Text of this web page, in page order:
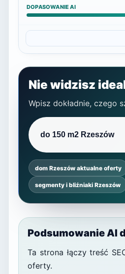
DOPASOWANIE AI
Nie widzisz
Wpisz dokładnie, czego
dom Rzeszów aktualne oferty
segmenty i bliźniaki Rzeszów
Podsumowanie AI
Ta strona łączy treść
oferty.